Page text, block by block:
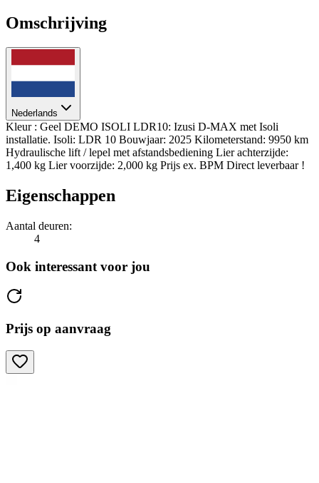
Omschrijving
Nederlands
Kleur : Geel DEMO ISOLI LDR10: Izusi D-MAX met Isoli
installatie. Isoli: LDR 10 Bouwjaar: 2025 Kilometerstand: 9950 km
Hydraulische lift / lepel met afstandsbediening Lier achterzijde:
1,400 kg Lier voorzijde: 2,000 kg Prijs ex. BPM Direct leverbaar !
Eigenschappen
Aantal deuren:
4
Ook interessant voor jou
Prijs op aanvraag